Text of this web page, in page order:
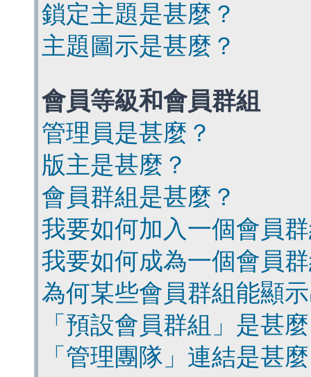
鎖定主題是甚麼？
主題圖示是甚麼？
會員等級和會員群組
管理員是甚麼？
版主是甚麼？
會員群組是甚麼？
我要如何加入一個會員
我要如何成為一個會員
為何某些會員群組能顯
「預設會員群組」是甚
「管理團隊」連結是甚